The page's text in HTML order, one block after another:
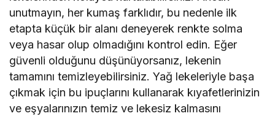
unutmayın, her kumaş farklıdır, bu nedenle ilk
etapta küçük bir alanı deneyerek renkte solma
veya hasar olup olmadığını kontrol edin. Eğer
güvenli olduğunu düşünüyorsanız, lekenin
tamamını temizleyebilirsiniz. Yağ lekeleriyle başa
çıkmak için bu ipuçlarını kullanarak kıyafetlerinizin
ve eşyalarınızın temiz ve lekesiz kalmasını